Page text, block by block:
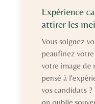
Expérience
attirer les
Vous soignez
peaufinez
votre image de
pensé à
vos candidats
on oublie